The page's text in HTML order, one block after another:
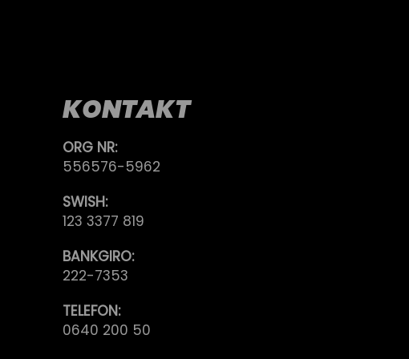
KONTAKT
ORG NR:
556576-5962
SWISH:
123 3377 819
BANKGIRO:
222-7353
TELEFON:
0640 200 50